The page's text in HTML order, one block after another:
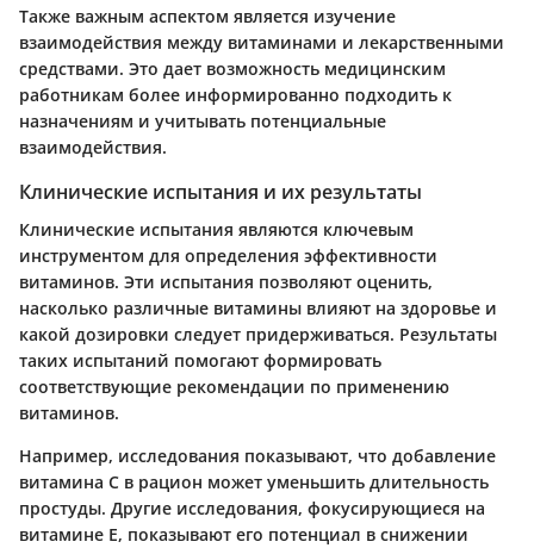
Также важным аспектом является изучение
взаимодействия между витаминами и лекарственными
средствами. Это дает возможность медицинским
работникам более информированно подходить к
назначениям и учитывать потенциальные
взаимодействия.
Клинические испытания и их результаты
Клинические испытания являются ключевым
инструментом для определения эффективности
витаминов. Эти испытания позволяют оценить,
насколько различные витамины влияют на здоровье и
какой дозировки следует придерживаться. Результаты
таких испытаний помогают формировать
соответствующие рекомендации по применению
витаминов.
Например, исследования показывают, что добавление
витамина C в рацион может уменьшить длительность
простуды. Другие исследования, фокусирующиеся на
витамине E, показывают его потенциал в снижении